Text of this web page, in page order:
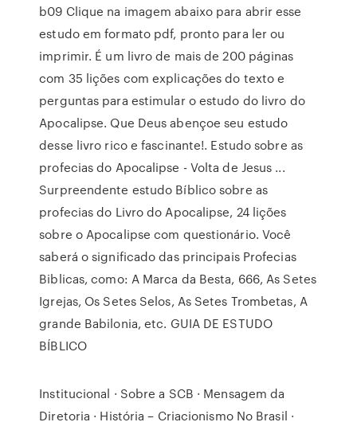
b09 Clique na imagem abaixo para abrir esse
estudo em formato pdf, pronto para ler ou
imprimir. É um livro de mais de 200 páginas
com 35 lições com explicações do texto e
perguntas para estimular o estudo do livro do
Apocalipse. Que Deus abençoe seu estudo
desse livro rico e fascinante!. Estudo sobre as
profecias do Apocalipse - Volta de Jesus ...
Surpreendente estudo Bíblico sobre as
profecias do Livro do Apocalipse, 24 lições
sobre o Apocalipse com questionário. Você
saberá o significado das principais Profecias
Biblicas, como: A Marca da Besta, 666, As Setes
Igrejas, Os Setes Selos, As Setes Trombetas, A
grande Babilonia, etc. GUIA DE ESTUDO
BÍBLICO
Institucional · Sobre a SCB · Mensagem da
Diretoria · História – Criacionismo No Brasil ·